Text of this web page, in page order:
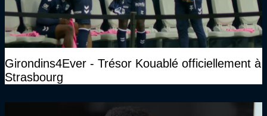
Girondins4Ever - Trésor Kouablé officiellement à
Strasbourg